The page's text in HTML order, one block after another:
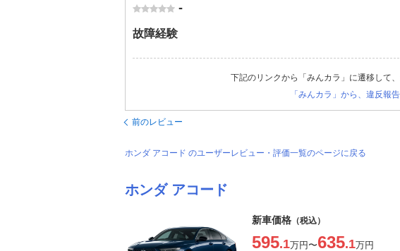
-
故障経験
下記のリンクから「みんカラ」に遷移して
「みんカラ」から、違反報
前のレビュー
ホンダ アコード のユーザーレビュー・評価一覧のページに戻る
ホンダ アコード
新車価格 （税込）
595.1万円〜635.1万円